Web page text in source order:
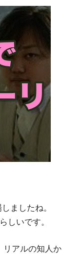
ましたね。
しいです。
リアルの知人か